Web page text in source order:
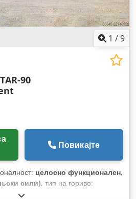
1 /9
90
Повикајте
целосно функционален,
сили), тип на гориво:
, Година на изградба: